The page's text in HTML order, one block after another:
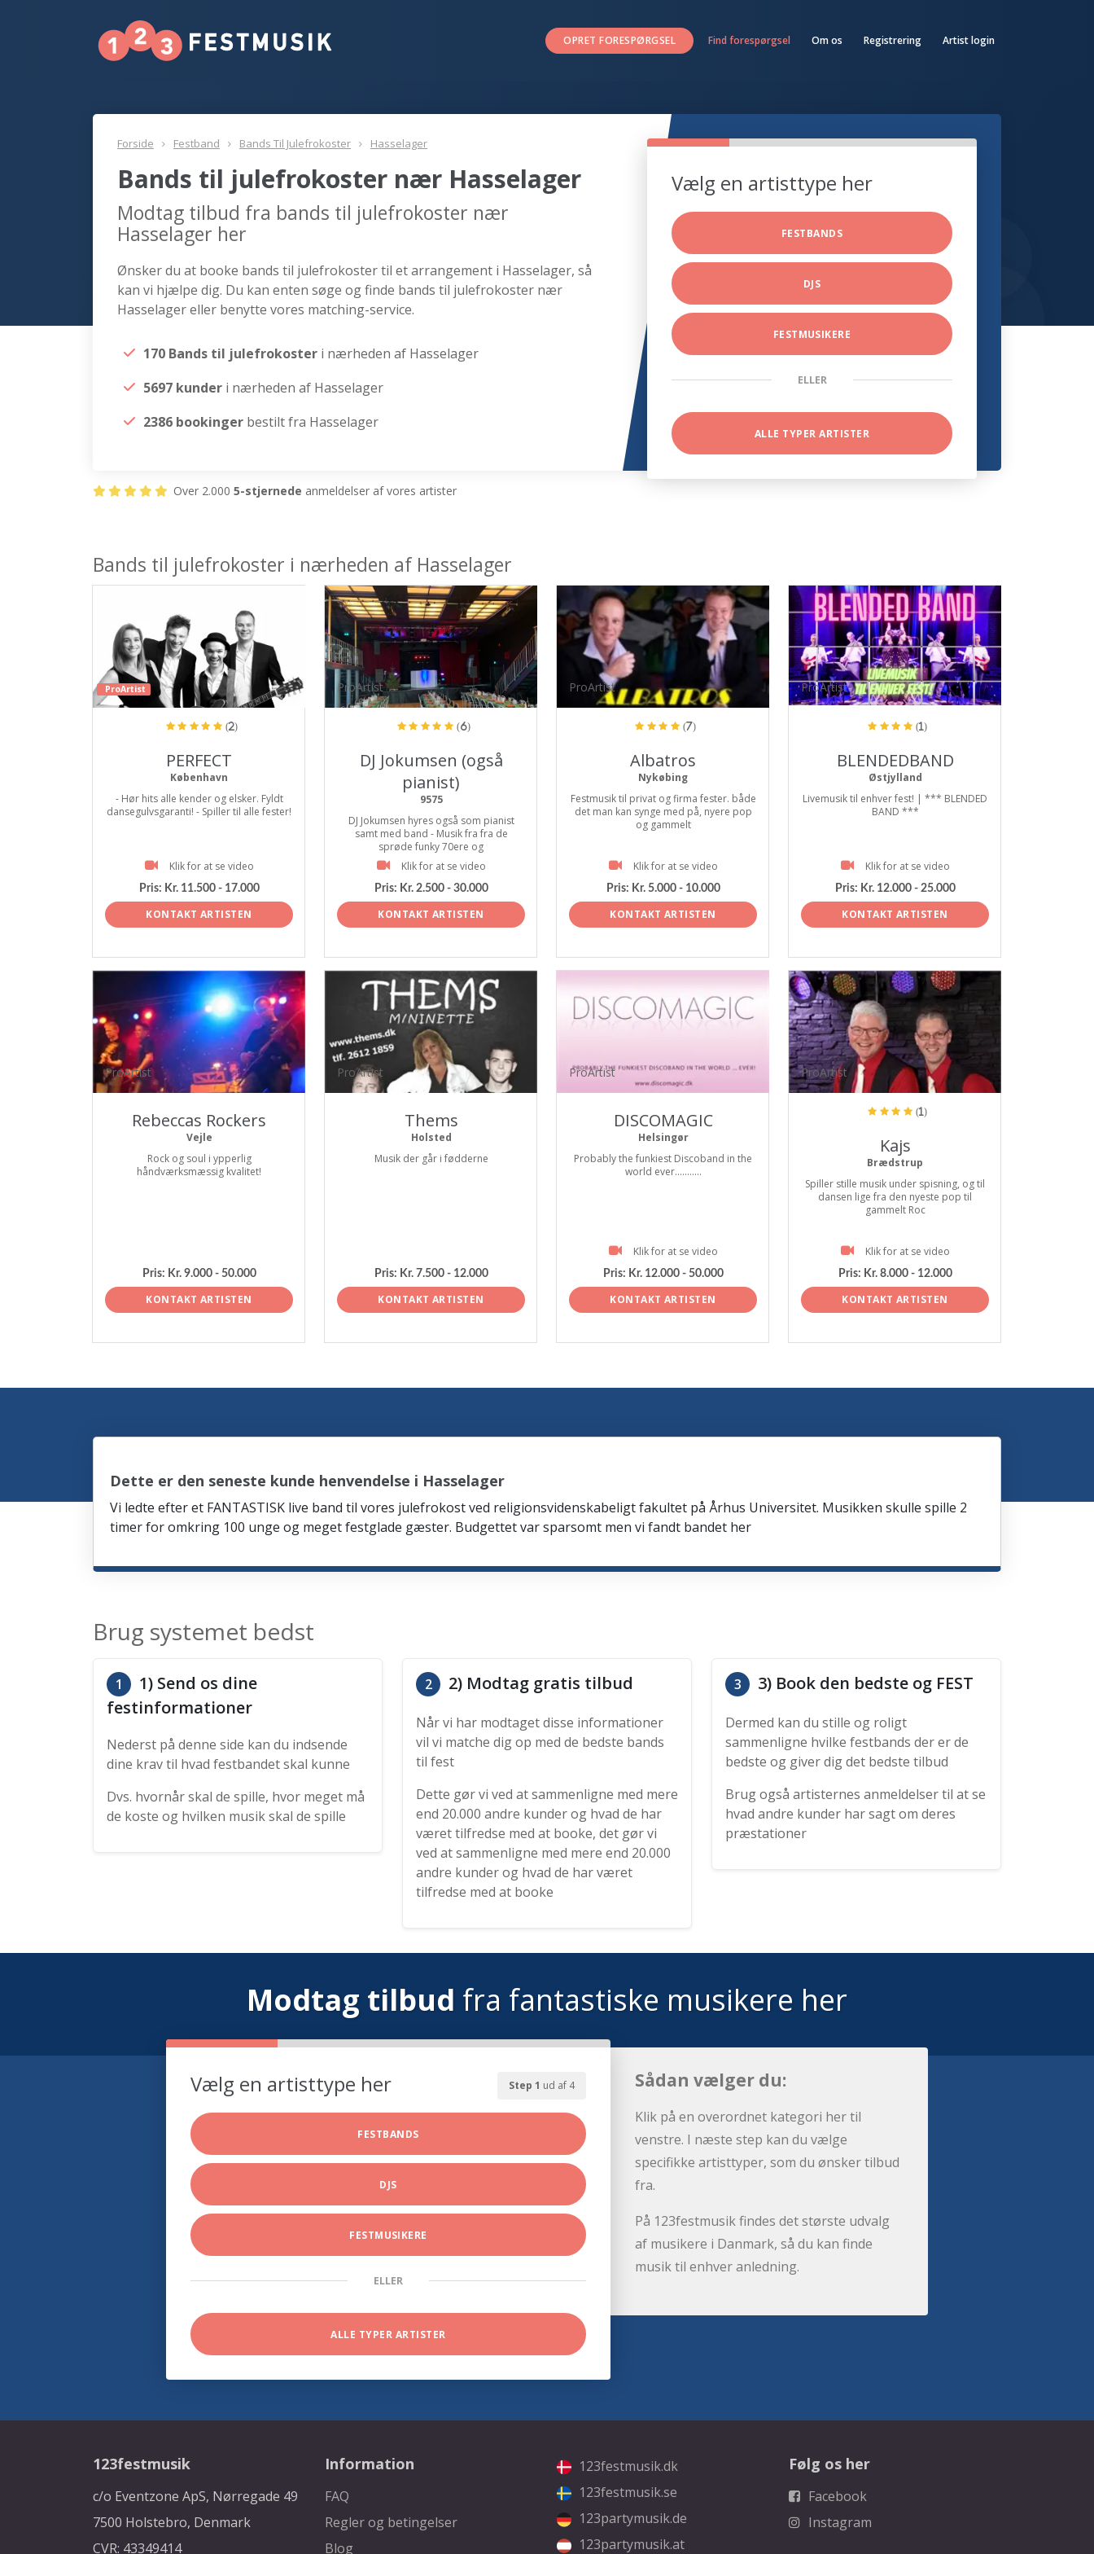
OPRET FORESPØRGSEL Find forespørgsel Om os Registrering Artist login
Forside Festband Bands Til Julefrokoster Hasselager
Bands til julefrokoster nær Hasselager
Modtag tilbud fra bands til julefrokoster nær
Hasselager her
Ønsker du at booke bands til julefrokoster til et arrangement i Hasselager, så
kan vi hjælpe dig. Du kan enten søge og finde bands til julefrokoster nær
Hasselager eller benytte vores matching-service.
170 Bands til julefrokoster i nærheden af Hasselager
5697 kunder i nærheden af Hasselager
2386 bookinger bestilt fra Hasselager
Vælg en artisttype her
FESTBANDS
DJS
FESTMUSIKERE
ELLER
ALLE TYPER ARTISTER
Over 2.000 5-stjernede anmeldelser af vores artister
Bands til julefrokoster i nærheden af Hasselager
ProArtist
(2)
PERFECT
København
- Hør hits alle kender og elsker. Fyldt
dansegulvsgaranti! - Spiller til alle fester!
Klik for at se video
Pris: Kr. 11.500 - 17.000
KONTAKT ARTISTEN
ProArtist
(6)
DJ Jokumsen (også
pianist)
9575
DJ Jokumsen hyres også som pianist
samt med band - Musik fra fra de
sprøde funky 70ere og
Klik for at se video
Pris: Kr. 2.500 - 30.000
KONTAKT ARTISTEN
ProArtist
(7)
Albatros
Nykøbing
Festmusik til privat og firma fester. både
det man kan synge med på, nyere pop
og gammelt
Klik for at se video
Pris: Kr. 5.000 - 10.000
KONTAKT ARTISTEN
ProArtist
(1)
BLENDEDBAND
Østjylland
Livemusik til enhver fest! | *** BLENDED
BAND ***
Klik for at se video
Pris: Kr. 12.000 - 25.000
KONTAKT ARTISTEN
ProArtist
Rebeccas Rockers
Vejle
Rock og soul i ypperlig
håndværksmæssig kvalitet!
Pris: Kr. 9.000 - 50.000
KONTAKT ARTISTEN
ProArtist
Thems
Holsted
Musik der går i fødderne
Pris: Kr. 7.500 - 12.000
KONTAKT ARTISTEN
ProArtist
DISCOMAGIC
Helsingør
Probably the funkiest Discoband in the
world ever...........
Klik for at se video
Pris: Kr. 12.000 - 50.000
KONTAKT ARTISTEN
ProArtist
(1)
Kajs
Brædstrup
Spiller stille musik under spisning, og til
dansen lige fra den nyeste pop til
gammelt Roc
Klik for at se video
Pris: Kr. 8.000 - 12.000
KONTAKT ARTISTEN
Dette er den seneste kunde henvendelse i Hasselager
Vi ledte efter et FANTASTISK live band til vores julefrokost ved religionsvidenskabeligt fakultet på Århus Universitet. Musikken skulle spille 2
timer for omkring 100 unge og meget festglade gæster. Budgettet var sparsomt men vi fandt bandet her
Brug systemet bedst
1
1) Send os dine
festinformationer
Nederst på denne side kan du indsende
dine krav til hvad festbandet skal kunne
Dvs. hvornår skal de spille, hvor meget må
de koste og hvilken musik skal de spille
2 2) Modtag gratis tilbud
Når vi har modtaget disse informationer
vil vi matche dig op med de bedste bands
til fest
Dette gør vi ved at sammenligne med mere
end 20.000 andre kunder og hvad de har
været tilfredse med at booke, det gør vi
ved at sammenligne med mere end 20.000
andre kunder og hvad de har været
tilfredse med at booke
3 3) Book den bedste og FEST
Dermed kan du stille og roligt
sammenligne hvilke festbands der er de
bedste og giver dig det bedste tilbud
Brug også artisternes anmeldelser til at se
hvad andre kunder har sagt om deres
præstationer
Modtag tilbud fra fantastiske musikere her
Step 1 ud af 4
Vælg en artisttype her
FESTBANDS
DJS
FESTMUSIKERE
ELLER
ALLE TYPER ARTISTER
Sådan vælger du:
Klik på en overordnet kategori her til
venstre. I næste step kan du vælge
specifikke artisttyper, som du ønsker tilbud
fra.
På 123festmusik findes det største udvalg
af musikere i Danmark, så du kan finde
musik til enhver anledning.
123festmusik
c/o Eventzone ApS, Nørregade 49
7500 Holstebro, Denmark
CVR: 43349414
Information
FAQ
Regler og betingelser
Blog
123festmusik.dk
123festmusik.se
123partymusik.de
123partymusik.at
Følg os her
Facebook
Instagram